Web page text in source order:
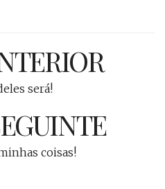
será!
coisas!